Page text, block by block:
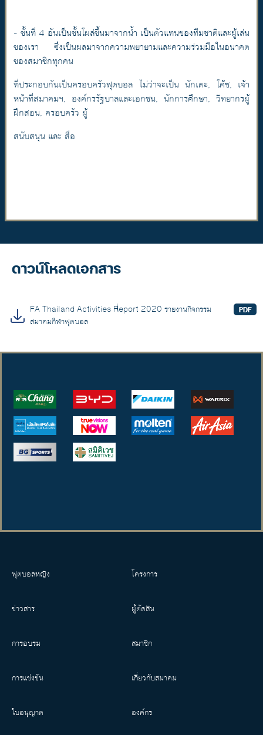
- ชั้นที่ 4 อันเป็นชั้นโผล่ขึ้นมาจากน้ำ เป็นตัวแทนของทีมชาติและผู้เล่น
ของเรา ซึ่งเป็นผลมาจากความพยายามและความร่วมมือในอนาคต
ของสมาชิกทุกคน
ที่ประกอบกันเป็นครอบครัวฟุตบอล ไม่ว่าจะเป็น นักเตะ, โค้ช, เจ้า
หน้าที่สมาคมฯ, องค์กรรัฐบาลและเอกชน, นักการศึกษา, วิทยากรผู้
ฝึกสอน, ครอบครัว ผู้
สนับสนุน และ สื่อ
ดาวน์โหลดเอกสาร
FA Thailand Activities Report 2020 รายงานกิจกรรม
สมาคมกีฬาฟุตบอล
PDF
ฟุตบอลหญิง โครงการ
ข่าวสาร ผู้ตัดสิน
การอบรม สมาชิก
การแข่งขัน เกี่ยวกับสมาคม
ใบอนุญาต องค์กร